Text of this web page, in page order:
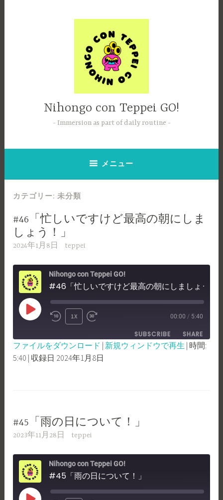
Nihongo con Teppei GO!
Immersion as part of daily routine
メニュー
カテゴリー:未分類
#46「忙しいですけど最高の朝にしま
しょう！」
2024年1月8日 teppei
Nihongo con Teppei GO!
PLAY
REWIND
10
SECONDS
1X
FAST
FORWARD
30
00:00 / 5:40
SUBSCRIBE SHARE
SHARE
ファイルをダウンロード | 新規ウィンドウで再生 | 時間:
5:40 | 収録日 2024年1月8日
#45「雨の日について！」
2023年11月28日 teppei
Nihongo con Teppei GO!
#45「雨の日について！」